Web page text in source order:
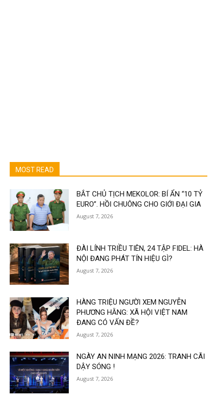
MOST READ
BẮT CHỦ TỊCH MEKOLOR: BÍ ẨN “10 TỶ
EURO”. HỒI CHUÔNG CHO GIỚI ĐẠI GIA
August 7, 2026
ĐÀI LÍNH TRIỀU TIÊN, 24 TẬP FIDEL: HÀ
NỘI ĐANG PHÁT TÍN HIỆU GÌ?
August 7, 2026
HÀNG TRIỆU NGƯỜI XEM NGUYỄN
PHƯƠNG HẰNG: XÃ HỘI VIỆT NAM
ĐANG CÓ VẤN ĐỀ?
August 7, 2026
NGÀY AN NINH MẠNG 2026: TRANH CÃI
DẬY SÓNG !
August 7, 2026